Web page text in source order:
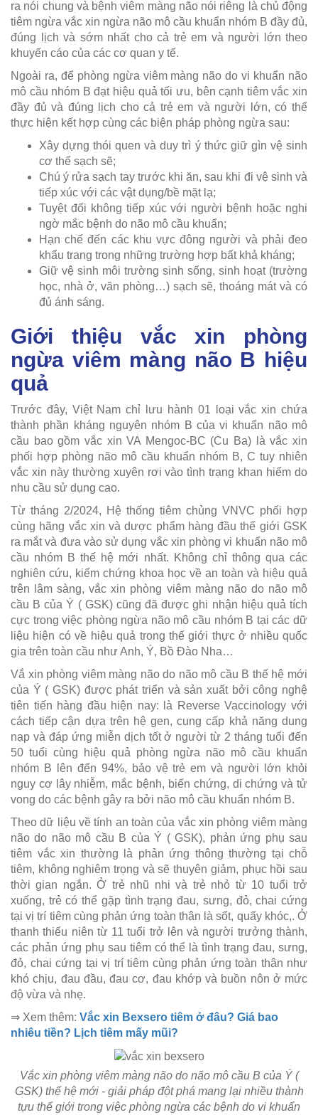
ra nói chung và bệnh viêm màng não nói riêng là chủ động
tiêm ngừa vắc xin ngừa não mô cầu khuẩn nhóm B đầy đủ,
đúng lịch và sớm nhất cho cả trẻ em và người lớn theo
khuyến cáo của các cơ quan y tế.
Ngoài ra, để phòng ngừa viêm màng não do vi khuẩn não
mô cầu nhóm B đạt hiệu quả tối ưu, bên cạnh tiêm vắc xin
đầy đủ và đúng lịch cho cả trẻ em và người lớn, có thể
thực hiện kết hợp cùng các biện pháp phòng ngừa sau:
Xây dựng thói quen và duy trì ý thức giữ gìn vệ sinh
cơ thể sạch sẽ;
Chú ý rửa sạch tay trước khi ăn, sau khi đi vệ sinh và
tiếp xúc với các vật dụng/bề mặt lạ;
Tuyệt đối không tiếp xúc với người bệnh hoặc nghi
ngờ mắc bệnh do não mô cầu khuẩn;
Hạn chế đến các khu vực đông người và phải đeo
khẩu trang trong những trường hợp bất khả kháng;
Giữ vệ sinh môi trường sinh sống, sinh hoạt (trường
học, nhà ở, văn phòng…) sạch sẽ, thoáng mát và có
đủ ánh sáng.
Giới thiệu vắc xin phòng
ngừa viêm màng não B hiệu
quả
Trước đây, Việt Nam chỉ lưu hành 01 loại vắc xin chứa
thành phần kháng nguyên nhóm B của vi khuẩn não mô
cầu bao gồm vắc xin VA Mengoc-BC (Cu Ba) là vắc xin
phối hợp phòng não mô cầu khuẩn nhóm B, C tuy nhiên
vắc xin này thường xuyên rơi vào tình trạng khan hiếm do
nhu cầu sử dụng cao.
Từ tháng 2/2024, Hệ thống tiêm chủng VNVC phối hợp
cùng hãng vắc xin và dược phẩm hàng đầu thế giới GSK
ra mắt và đưa vào sử dụng vắc xin phòng vi khuẩn não mô
cầu nhóm B thế hệ mới nhất. Không chỉ thông qua các
nghiên cứu, kiểm chứng khoa học về an toàn và hiệu quả
trên lâm sàng, vắc xin phòng viêm màng não do não mô
cầu B của Ý ( GSK) cũng đã được ghi nhận hiệu quả tích
cực trong việc phòng ngừa não mô cầu nhóm B tại các dữ
liệu hiện có về hiệu quả trong thế giới thực ở nhiều quốc
gia trên toàn cầu như Anh, Ý, Bồ Đào Nha…
Vắ xin phòng viêm màng não do não mô cầu B thế hệ mới
của Ý ( GSK) được phát triển và sản xuất bởi công nghệ
tiên tiến hàng đầu hiện nay: là Reverse Vaccinology với
cách tiếp cận dựa trên hệ gen, cung cấp khả năng dung
nạp và đáp ứng miễn dịch tốt ở người từ 2 tháng tuổi đến
50 tuổi cùng hiệu quả phòng ngừa não mô cầu khuẩn
nhóm B lên đến 94%, bảo vệ trẻ em và người lớn khỏi
nguy cơ lây nhiễm, mắc bệnh, biến chứng, di chứng và tử
vong do các bệnh gây ra bởi não mô cầu khuẩn nhóm B.
Theo dữ liệu về tính an toàn của vắc xin phòng viêm màng
não do não mô cầu B của Ý ( GSK), phản ứng phụ sau
tiêm vắc xin thường là phản ứng thông thường tại chỗ
tiêm, không nghiêm trọng và sẽ thuyên giảm, phục hồi sau
thời gian ngắn. Ở trẻ nhũ nhi và trẻ nhỏ từ 10 tuổi trở
xuống, trẻ có thể gặp tình trạng đau, sưng, đỏ, chai cứng
tại vị trí tiêm cùng phản ứng toàn thân là sốt, quấy khóc,. Ở
thanh thiếu niên từ 11 tuổi trở lên và người trưởng thành,
các phản ứng phụ sau tiêm có thể là tình trạng đau, sưng,
đỏ, chai cứng tại vị trí tiêm cùng phản ứng toàn thân như
khó chịu, đau đầu, đau cơ, đau khớp và buồn nôn ở mức
độ vừa và nhẹ.
⇒ Xem thêm: Vắc xin Bexsero tiêm ở đâu? Giá bao
nhiêu tiền? Lịch tiêm mấy mũi?
Vắc xin phòng viêm màng não do não mô cầu B của Ý (
GSK) thế hệ mới - giải pháp đột phá mang lại nhiều thành
tựu thế giới trong việc phòng ngừa các bệnh do vi khuẩn